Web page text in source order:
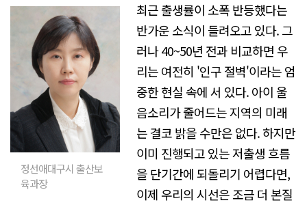
정선애대구시 출산보
육과장
최근 출생률이 소폭 반등했다는
반가운 소식이 들려오고 있다. 그
러나 40~50년 전과 비교하면 우
리는 여전히 '인구 절벽'이라는 엄
중한 현실 속에 서 있다. 아이 울
음소리가 줄어드는 지역의 미래
는 결코 밝을 수만은 없다. 하지만
이미 진행되고 있는 저출생 흐름
을 단기간에 되돌리기 어렵다면,
이제 우리의 시선은 조금 더 본질